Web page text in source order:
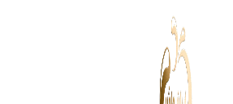
پرش